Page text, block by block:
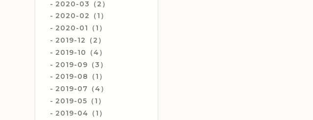
2020-03（2）
2020-02（1）
2020-01（1）
2019-12（2）
2019-10（4）
2019-09（3）
2019-08（1）
2019-07（4）
2019-05（1）
2019-04（1）